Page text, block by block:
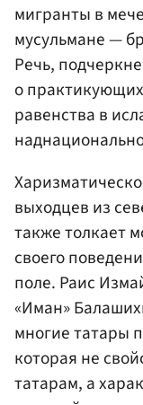
мигранты в
мусульмане —
Речь,
о
равенства в
выходцев из
также толкает
своего
поле. Раис
«Иман»
многие татары
которая не
татарам, а